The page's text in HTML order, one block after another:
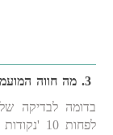
מה חווה
בדומה לבדיקה
לפחות